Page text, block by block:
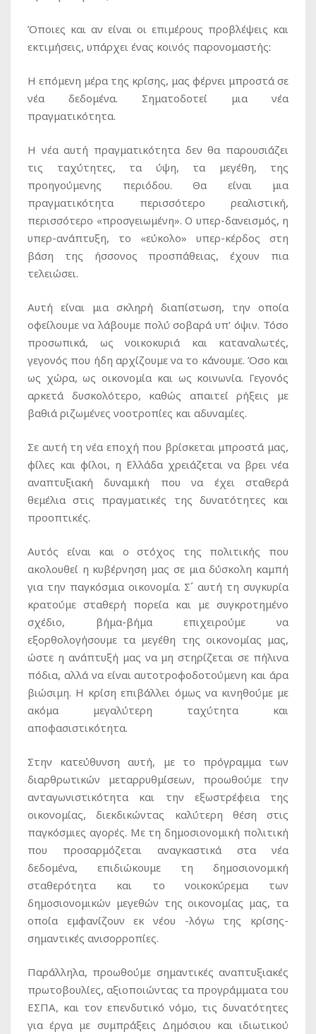
Όποιες και αν είναι οι επιμέρους προβλέψεις και
εκτιμήσεις, υπάρχει ένας κοινός παρονομαστής:
Η επόμενη μέρα της κρίσης, μας φέρνει μπροστά σε
νέα δεδομένα. Σηματοδοτεί μια νέα
πραγματικότητα.
Η νέα αυτή πραγματικότητα δεν θα παρουσιάζει
τις ταχύτητες, τα ύψη, τα μεγέθη, της
προηγούμενης περιόδου. Θα είναι μια
πραγματικότητα περισσότερο ρεαλιστική,
περισσότερο «προσγειωμένη». Ο υπερ-δανεισμός, η
υπερ-ανάπτυξη, το «εύκολο» υπερ-κέρδος στη
βάση της ήσσονος προσπάθειας, έχουν πια
τελειώσει.
Αυτή είναι μια σκληρή διαπίστωση, την οποία
οφείλουμε να λάβουμε πολύ σοβαρά υπ’ όψιν. Τόσο
προσωπικά, ως νοικοκυριά και καταναλωτές,
γεγονός που ήδη αρχίζουμε να το κάνουμε. Όσο και
ως χώρα, ως οικονομία και ως κοινωνία. Γεγονός
αρκετά δυσκολότερο, καθώς απαιτεί ρήξεις με
βαθιά ριζωμένες νοοτροπίες και αδυναμίες.
Σε αυτή τη νέα εποχή που βρίσκεται μπροστά μας,
φίλες και φίλοι, η Ελλάδα χρειάζεται να βρει νέα
αναπτυξιακή δυναμική που να έχει σταθερά
θεμέλια στις πραγματικές της δυνατότητες και
προοπτικές.
Αυτός είναι και ο στόχος της πολιτικής που
ακολουθεί η κυβέρνηση μας σε μια δύσκολη καμπή
για την παγκόσμια οικονομία. Σ΄ αυτή τη συγκυρία
κρατούμε σταθερή πορεία και με συγκροτημένο
σχέδιο, βήμα-βήμα επιχειρούμε να
εξορθολογήσουμε τα μεγέθη της οικονομίας μας,
ώστε η ανάπτυξή μας να μη στηρίζεται σε πήλινα
πόδια, αλλά να είναι αυτοτροφοδοτούμενη και άρα
βιώσιμη. Η κρίση επιβάλλει όμως να κινηθούμε με
ακόμα μεγαλύτερη ταχύτητα και
αποφασιστικότητα.
Στην κατεύθυνση αυτή, με το πρόγραμμα των
διαρθρωτικών μεταρρυθμίσεων, προωθούμε την
ανταγωνιστικότητα και την εξωστρέφεια της
οικονομίας, διεκδικώντας καλύτερη θέση στις
παγκόσμιες αγορές. Με τη δημοσιονομική πολιτική
που προσαρμόζεται αναγκαστικά στα νέα
δεδομένα, επιδιώκουμε τη δημοσιονομική
σταθερότητα και το νοικοκύρεμα των
δημοσιονομικών μεγεθών της οικονομίας μας, τα
οποία εμφανίζουν εκ νέου -λόγω της κρίσης-
σημαντικές ανισορροπίες.
Παράλληλα, προωθούμε σημαντικές αναπτυξιακές
πρωτοβουλίες, αξιοποιώντας τα προγράμματα του
ΕΣΠΑ, και τον επενδυτικό νόμο, τις δυνατότητες
για έργα με συμπράξεις Δημόσιου και ιδιωτικού